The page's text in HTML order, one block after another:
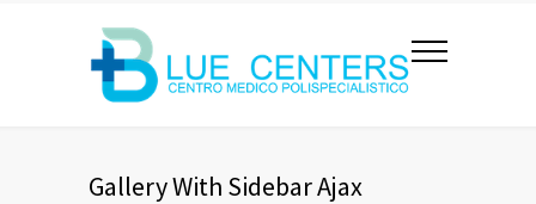
Gallery With Sidebar Ajax